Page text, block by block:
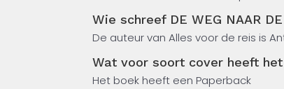
De manier waarop de nazi’s dat
alleenheerschappij.
Wie schreef DE WEG NAAR DE
De auteur van Alles voor de reis is
Wat voor soort cover heeft het
Het boek heeft een Paperback